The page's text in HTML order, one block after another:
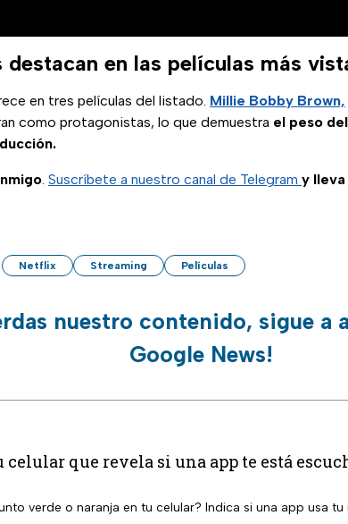
destacan en las películas más
en tres películas del listado. Millie Bobby Brown,
como protagonistas, lo que demuestra el peso del
. Suscríbete a nuestro canal de Telegram y
Netflix Streaming Películas
nuestro contenido, sigue a
Google News!
celular que revela si una app te está
verde o naranja en tu celular? Indica si una app usa